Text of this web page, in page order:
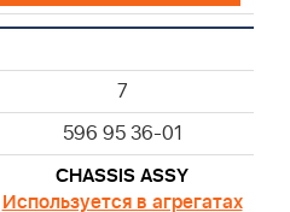
7
596 95 36-01
CHASSIS ASSY
Используется в агрегатах